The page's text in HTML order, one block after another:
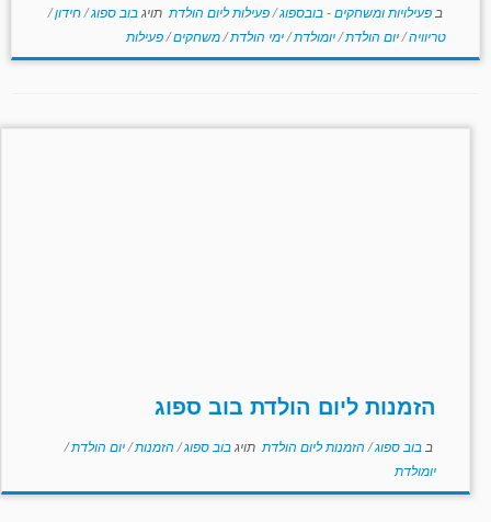
ב פעילויות ומשחקים - בובספוג/פעילות ליום הולדת תויגבוב ספוג/חידון/
טריוויה/יום הולדת/יומולדת/ימי הולדת/משחקים/פעילות
הזמנות ליום הולדת בוב ספוג
ב בוב ספוג/ הזמנות ליום הולדת תויגבוב ספוג/ הזמנות/יום הולדת/
יומולדת